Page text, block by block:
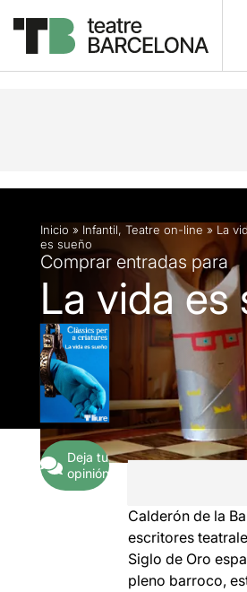
Descripción Ficha artística
Inicio » Infantil, Teatre on-line » La
es sueño
Comprar entradas para
La vida es
Deja tu
opinión
Calderón de la
escritores
Siglo de Oro
pleno barroco,